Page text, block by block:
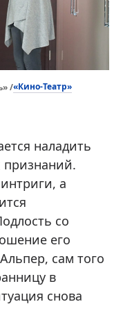
/«Кино-Театр»
наладить
а
со
его
сам того
в
снова